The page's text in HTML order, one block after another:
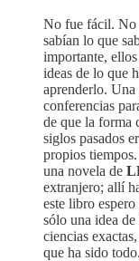
No fue fácil. No
sabían lo que
importante,
ideas de lo que
aprenderlo. Una
conferencias
de que la forma
siglos pasados
propios
una novela de
extranjero; allí
este libro
sólo una idea
ciencias
que ha sido todo.